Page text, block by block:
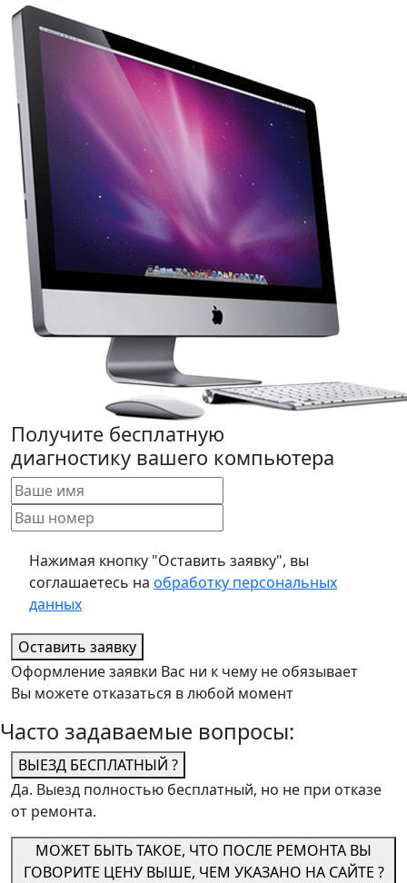
Получите бесплатную
диагностику вашего компьютера
Нажимая кнопку "Оставить заявку", вы
соглашаетесь на обработку персональных
данных
Оставить заявку
Оформление заявки Вас ни к чему не обязывает
Вы можете отказаться в любой момент
Часто задаваемые вопросы:
ВЫЕЗД БЕСПЛАТНЫЙ ?
Да. Выезд полностью бесплатный, но не при отказе
от ремонта.
МОЖЕТ БЫТЬ ТАКОЕ, ЧТО ПОСЛЕ РЕМОНТА ВЫ
ГОВОРИТЕ ЦЕНУ ВЫШЕ, ЧЕМ УКАЗАНО НА САЙТЕ ?